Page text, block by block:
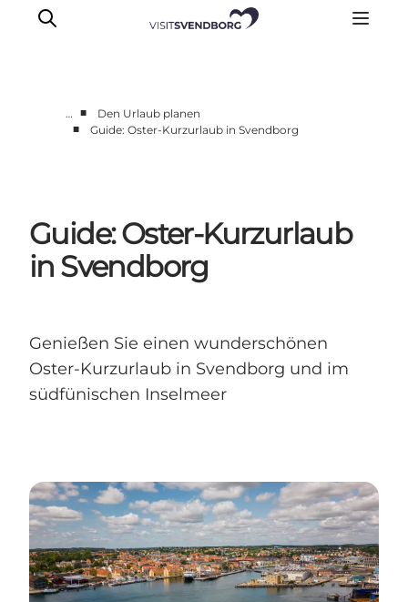
Übernachtung
Den Urlaub planen
… ■
Den Urlaub planen
■
Guide: Oster-Kurzurlaub in Svendborg
Guide: Oster-Kurzurlaub
in Svendborg
Genießen Sie einen wunderschönen
Oster-Kurzurlaub in Svendborg und im
südfünischen Inselmeer